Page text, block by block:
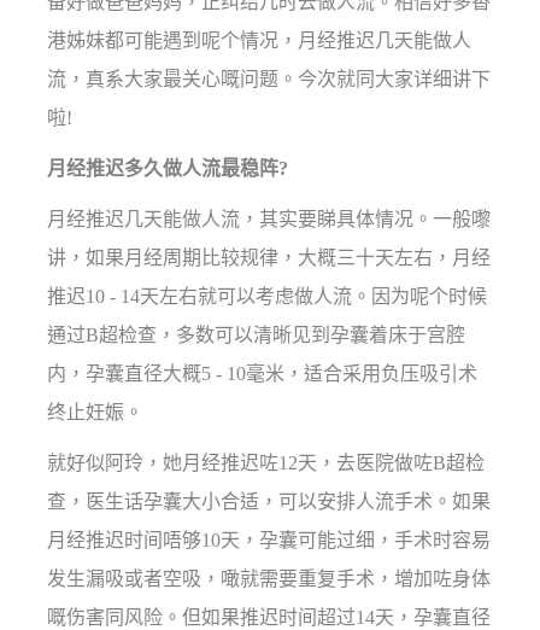
港姊妹都可能遇到呢个情况，月经推迟几天能做人
流，真系大家最关心嘅问题。今次就同大家详细讲下
啦!
月经推迟多久做人流最稳阵?
月经推迟几天能做人流，其实要睇具体情况。一般嚟
讲，如果月经周期比较规律，大概三十天左右，月经
推迟10 - 14天左右就可以考虑做人流。因为呢个时候
通过B超检查，多数可以清晰见到孕囊着床于宫腔
内，孕囊直径大概5 - 10毫米，适合采用负压吸引术
终止妊娠。
就好似阿玲，她月经推迟咗12天，去医院做咗B超检
查，医生话孕囊大小合适，可以安排人流手术。如果
月经推迟时间唔够10天，孕囊可能过细，手术时容易
发生漏吸或者空吸，噉就需要重复手术，增加咗身体
嘅伤害同风险。但如果推迟时间超过14天，孕囊直径